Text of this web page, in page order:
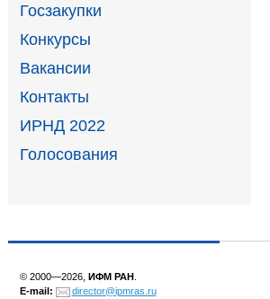
Госзакупки
Конкурсы
Вакансии
Контакты
ИРНД 2022
Голосования
© 2000—2026, ИФМ РАН
E-mail:
director@ipmras.ru